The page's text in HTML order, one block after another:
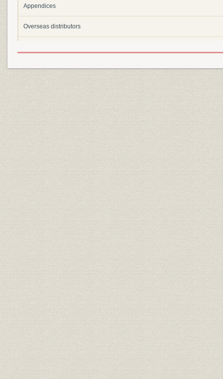
Appendices
Overseas distributors
Contributors
Bibliography
Index